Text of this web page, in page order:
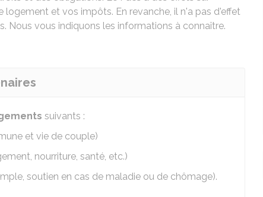
logement et vos impôts. En revanche, il n'a pas d'effet
Nous vous indiquons les informations à connaître.
suivants :
et vie de couple)
nourriture, santé, etc.)
soutien en cas de maladie ou de chômage).